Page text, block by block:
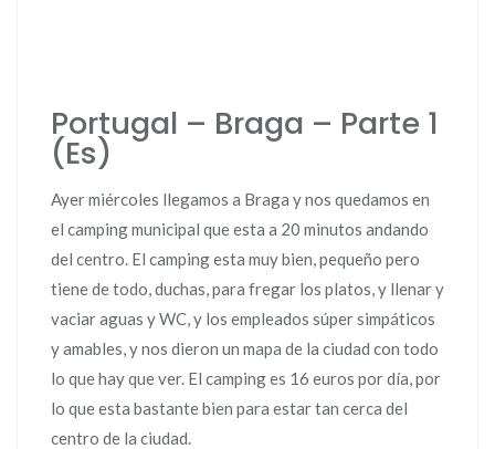
Portugal – Braga – Parte 1
(Es)
Ayer miércoles llegamos a Braga y nos quedamos en
el camping municipal que esta a 20 minutos andando
del centro. El camping esta muy bien, pequeño pero
tiene de todo, duchas, para fregar los platos, y llenar y
vaciar aguas y WC, y los empleados súper simpáticos
y amables, y nos dieron un mapa de la ciudad con todo
lo que hay que ver. El camping es 16 euros por día, por
lo que esta bastante bien para estar tan cerca del
centro de la ciudad.